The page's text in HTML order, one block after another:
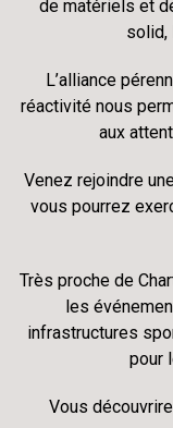
de matériels et
solid,
L’alliance
réactivité nous
aux
Venez rejoindre
vous pourrez
Très proche de
les
infrastructures
pour
Vous